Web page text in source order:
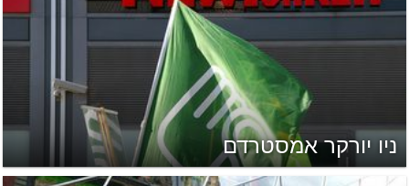
ניו יורקר אמסטרדם